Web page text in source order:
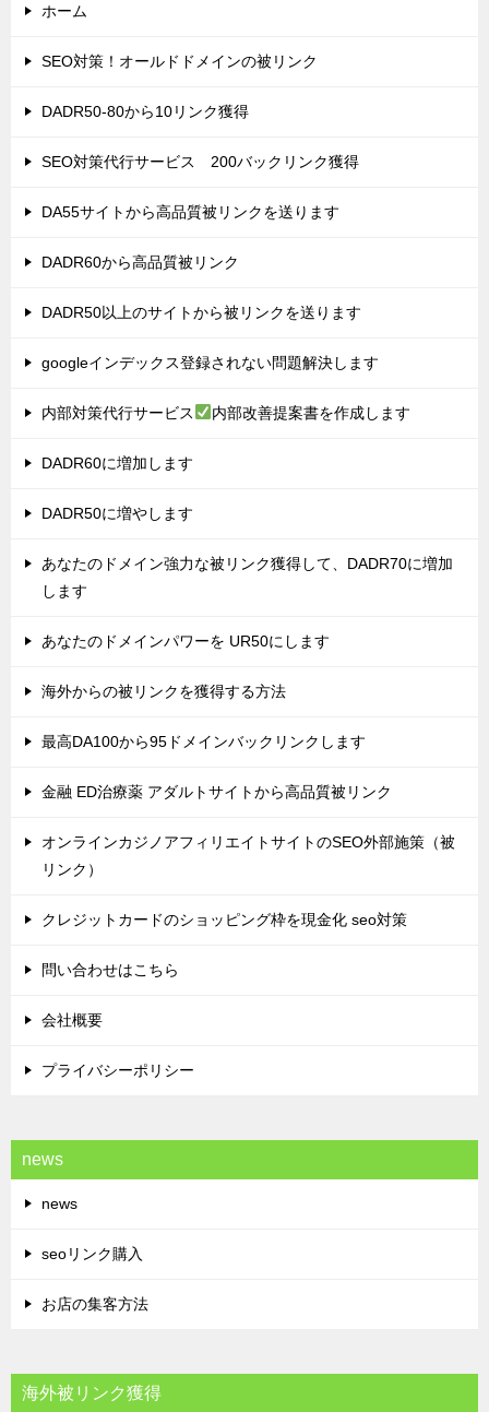
ホーム
SEO対策！オールドドメインの被リンク
DADR50-80から10リンク獲得
SEO対策代行サービス 200バックリンク獲得
DA55サイトから高品質被リンクを送ります
DADR60から高品質被リンク
DADR50以上のサイトから被リンクを送ります
googleインデックス登録されない問題解決します
内部対策代行サービス 内部改善提案書を作成します
DADR60に増加します
DADR50に増やします
あなたのドメイン強力な被リンク獲得して、DADR70に増加
します
あなたのドメインパワーを UR50にします
海外からの被リンクを獲得する方法
最高DA100から95ドメインバックリンクします
金融 ED治療薬 アダルトサイトから高品質被リンク
オンラインカジノアフィリエイトサイトのSEO外部施策（被
リンク）
クレジットカードのショッピング枠を現金化 seo対策
問い合わせはこちら
会社概要
プライバシーポリシー
news
news
seoリンク購入
お店の集客方法
海外被リンク獲得